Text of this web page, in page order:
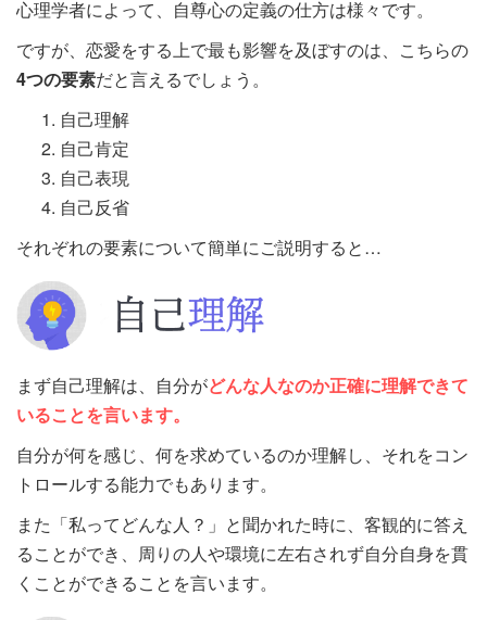
心理学者によって、自尊心の定義の仕方は様々です。
ですが、恋愛をする上で最も影響を及ぼすのは、こちらの
4つの要素だと言えるでしょう。
自己理解
自己肯定
自己表現
自己反省
それぞれの要素について簡単にご説明すると…
まず自己理解は、自分がどんな人なのか正確に理解できて
いることを言います。
自分が何を感じ、何を求めているのか理解し、それをコン
トロールする能力でもあります。
また「私ってどんな人？」と聞かれた時に、客観的に答え
ることができ、周りの人や環境に左右されず自分自身を貫
くことができることを言います。